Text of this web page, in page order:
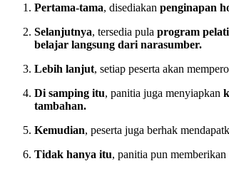
Pertama-tama, disediakan penginapan
Selanjutnya, tersedia pula program
belajar langsung dari narasumber.
Lebih lanjut, setiap peserta akan
Di samping itu, panitia juga menyiapkan
tambahan.
Kemudian, peserta juga berhak
Tidak hanya itu, panitia pun memberikan